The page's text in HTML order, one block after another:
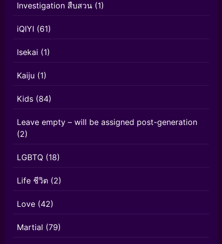
Investigation สืบสวน (1)
iQIYI (61)
Isekai (1)
Kaiju (1)
Kids (84)
Leave empty – will be assigned post-generation
(2)
LGBTQ (18)
Life ชีวิต (2)
Love (42)
Martial (79)